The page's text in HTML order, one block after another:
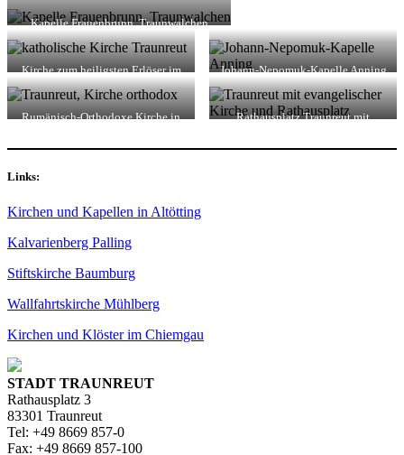
Kapelle Frauenbrunn, Traunwalchen
Kirche zum heiligsten Erlöser im
Winter
Johann-Nepomuk-Kapelle Anning
Rumänisch-Orthodoxe Kirche in
Rathausplatz Traunreut mit
Links:
Kirchen und Kapellen in Altötting
Kalvarienberg Palling
Stiftskirche Baumburg
Wallfahrtskirche Mühlberg
Kirchen und Klöster im Chiemgau
STADT TRAUNREUT
Rathausplatz 3
83301 Traunreut
Tel: +49 8669 857-0
Fax: +49 8669 857-100